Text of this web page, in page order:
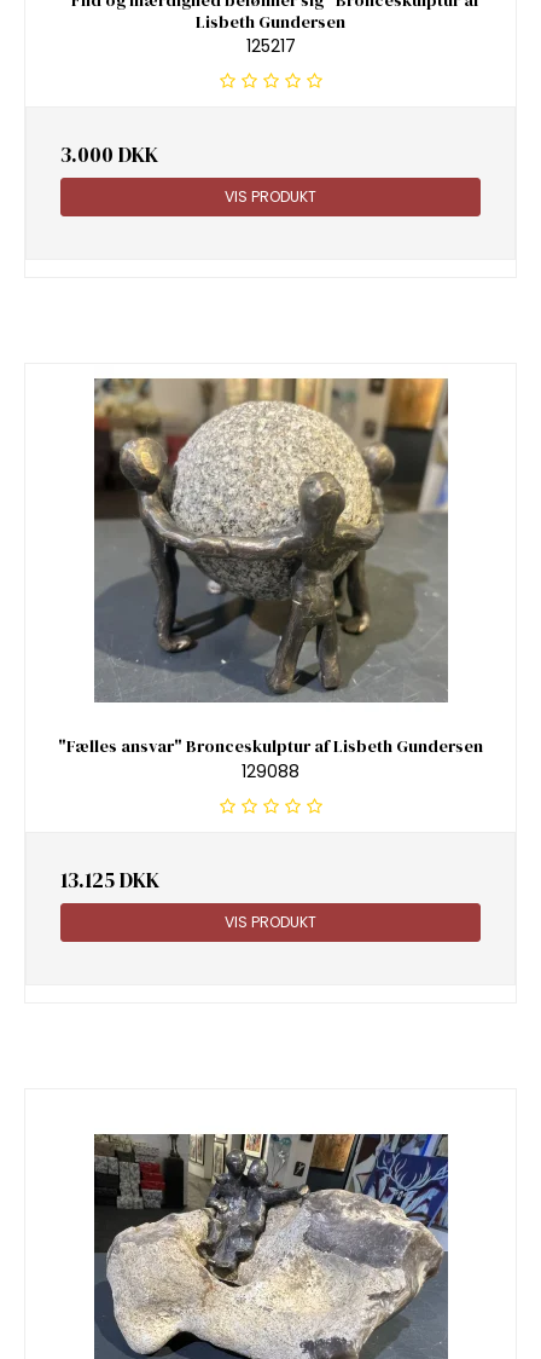
Lisbeth Gundersen
125217
3.000 DKK
VIS PRODUKT
"Fælles ansvar" Bronceskulptur af Lisbeth Gundersen
129088
13.125 DKK
VIS PRODUKT